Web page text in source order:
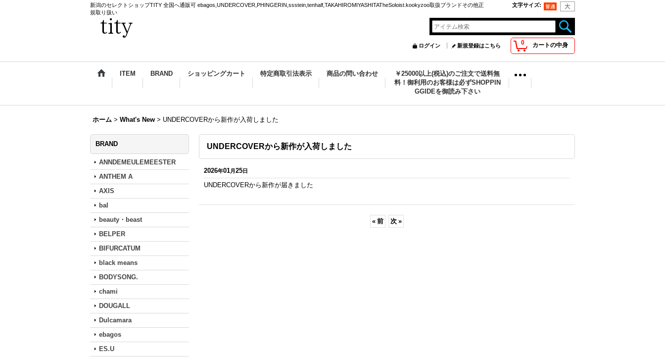
新潟のセレクトショップTITY 全国へ通販可 ebagos,UNDERCOVER,PHINGERIN,ssstein,tenhalf,TAKAHIROMIYASHITATheSoloist.kookyzoo取扱ブランドその他正
規取り扱い
文字サイズ:
0 カートの中身
ログイン 新規登録はこちら
ITEM BRAND ショッピングカート 特定商取引法表示 商品の問い合わせ
￥25000以上(税込)のご注文で送料無
料！御利用のお客様は必ずSHOPPIN
GGIDEを御読み下さい
ホーム > What's New > UNDERCOVERから新作が入荷しました
BRAND
ANNDEMEULEMEESTER
ANTHEM A
AXIS
bal
beauty・beast
BELPER
BIFURCATUM
black means
BODYSONG.
chami
DOUGALL
Dulcamara
ebagos
ES.U
UNDERCOVERから新作が入荷しました
2026年01月25日
UNDERCOVERから新作が届きました
« 前 次 »